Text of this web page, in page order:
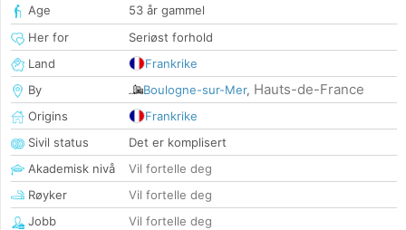
Age
53 år gammel
Her for
Seriøst forhold
Land
Frankrike
By
Boulogne-sur-Mer, Hauts-de-France
Origins
Frankrike
Sivil status
Det er komplisert
Akademisk nivå
Vil fortelle deg
Røyker
Vil fortelle deg
Jobb
Vil fortelle deg